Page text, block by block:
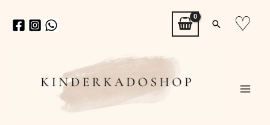
naar
Zoeken
♡